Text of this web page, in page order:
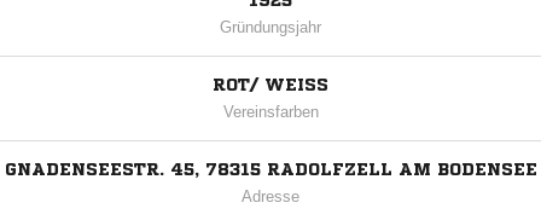
Gründungsjahr
ROT/ WEISS
Vereinsfarben
GNADENSEESTR. 45, 78315 RADOLFZELL AM BODENSEE
Adresse